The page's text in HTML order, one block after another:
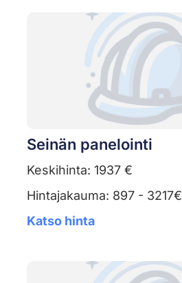
Seinän panelointi
Keskihinta: 1937 €
Hintajakauma: 897 - 3217€
Katso hinta